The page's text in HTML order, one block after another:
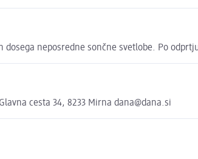
neposredne sončne svetlobe. Po
cesta 34, 8233 Mirna dana@dana.si